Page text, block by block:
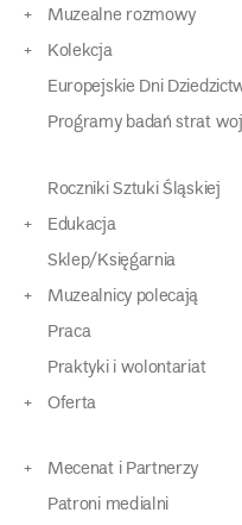
Muzealne rozmowy
Kolekcja
Europejskie Dni
Programy badań strat
Roczniki Sztuki Śląskiej
Edukacja
Sklep/Księgarnia
Muzealnicy polecają
Praca
Praktyki i wolontariat
Oferta
Mecenat i Partnerzy
Patroni medialni